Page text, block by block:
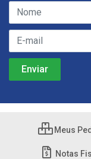
Meus
Notas